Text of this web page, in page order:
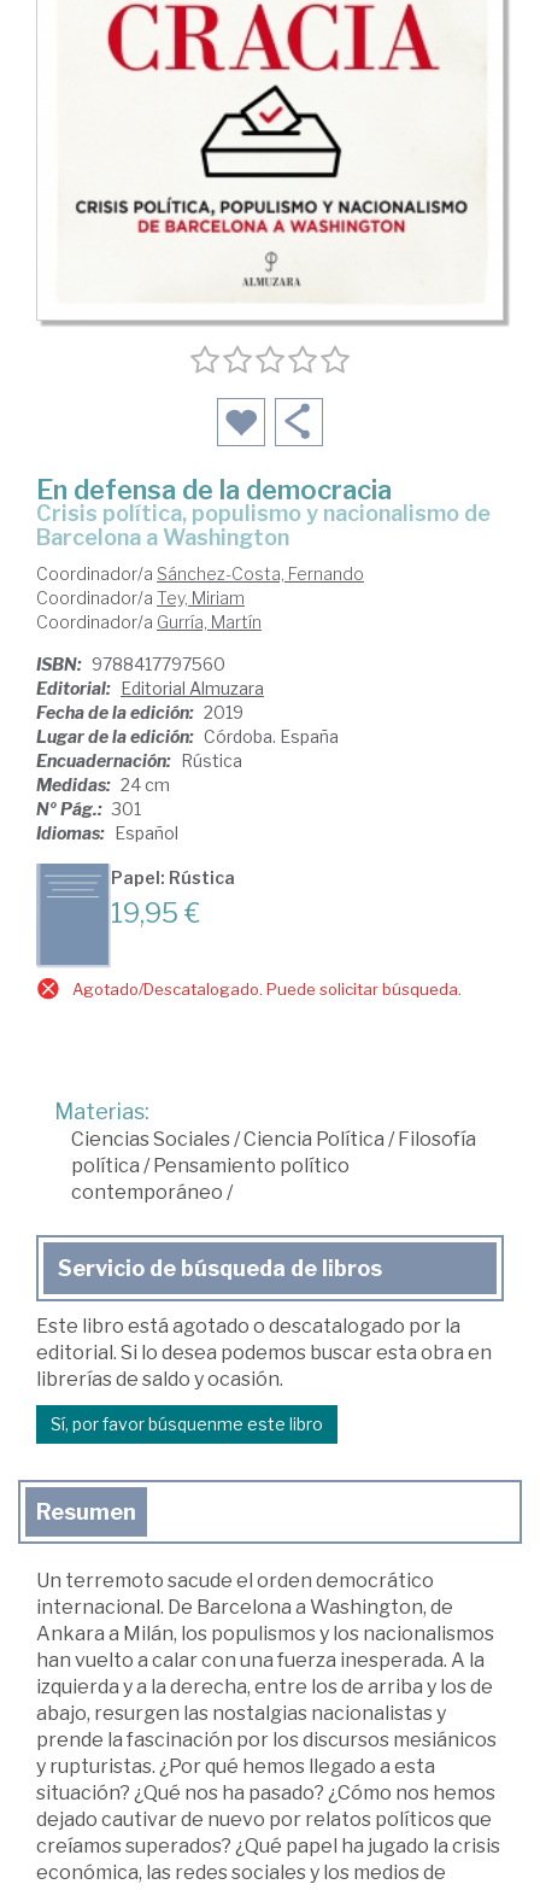
En defensa de la democracia
crisis política, populismo y nacionalismo de
Barcelona a Washington
Coordinador/a Sánchez-Costa, Fernando
Coordinador/a Tey, Miriam
Coordinador/a Gurría, Martín
ISBN: 9788417797560
Editorial: Editorial Almuzara
Fecha de la edición: 2019
Lugar de la edición: Córdoba. España
Encuadernación: Rústica
Medidas: 24 cm
Nº Pág.: 301
Idiomas: Español
Papel: Rústica
19,95 €
Agotado/Descatalogado. Puede solicitar búsqueda.
Materias:
Ciencias Sociales/Ciencia Política /Filosofía
política /Pensamiento político
contemporáneo /
Servicio de búsqueda de libros
Este libro está agotado o descatalogado por la
editorial. Si lo desea podemos buscar esta obra en
librerías de saldo y ocasión.
Sí, por favor búsquenme este libro
Resumen
Un terremoto sacude el orden democrático
internacional. De Barcelona a Washington, de
Ankara a Milán, los populismos y los nacionalismos
han vuelto a calar con una fuerza inesperada. A la
izquierda y a la derecha, entre los de arriba y los de
abajo, resurgen las nostalgias nacionalistas y
prende la fascinación por los discursos mesiánicos
y rupturistas. ¿Por qué hemos llegado a esta
situación? ¿Qué nos ha pasado? ¿Cómo nos hemos
dejado cautivar de nuevo por relatos políticos que
creíamos superados? ¿Qué papel ha jugado la crisis
económica, las redes sociales y los medios de